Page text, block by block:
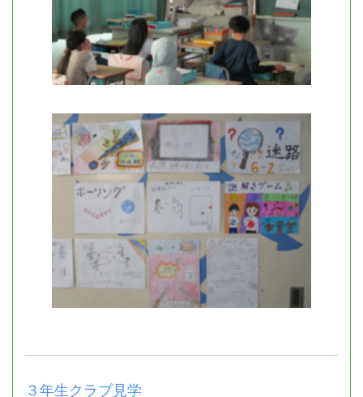
３年生クラブ見学